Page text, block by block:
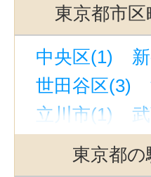
東京都市
中央区(1)
世田谷区(3)
立川市(1)
東京都